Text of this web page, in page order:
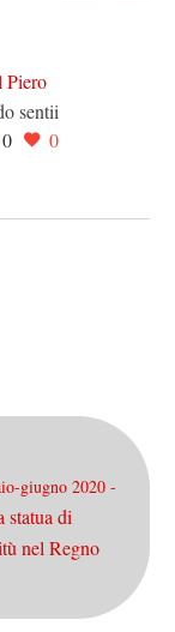
Piero
sentii
volta di
0 0
giugno 2020 -
statua di
nel Regno